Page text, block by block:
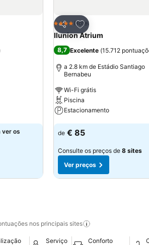
ver os
Partilhar
Adicionar aos
4 EstrelasHotel
Ilunion Atrium
8,7 Excelente (15.712
a 2.8 km de Estádio Santiago
Bernabeu
Wi-Fi grátis
Piscina
Estacionamento
Ver preços
de € 85
Consulte os preços de 8 sites
Ver preços
nos principais sites
Serviço
Conforto